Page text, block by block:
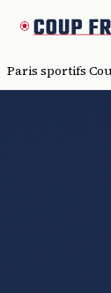
Paris sportifs